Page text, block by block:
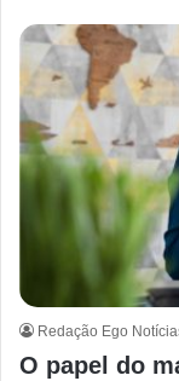
Redação Ego
O papel do